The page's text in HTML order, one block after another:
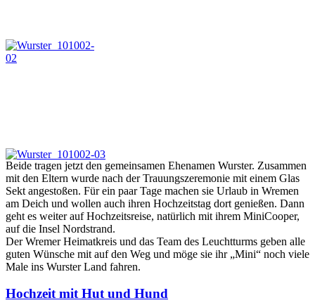
Beide tragen jetzt den gemeinsamen Ehenamen Wurster. Zusammen
mit den Eltern wurde nach der Trauungszeremonie mit einem Glas
Sekt angestoßen. Für ein paar Tage machen sie Urlaub in Wremen
am Deich und wollen auch ihren Hochzeitstag dort genießen. Dann
geht es weiter auf Hochzeitsreise, natürlich mit ihrem MiniCooper,
auf die Insel Nordstrand.
Der Wremer Heimatkreis und das Team des Leuchtturms geben alle
guten Wünsche mit auf den Weg und möge sie ihr „Mini“ noch viele
Male ins Wurster Land fahren.
Hochzeit mit Hut und Hund